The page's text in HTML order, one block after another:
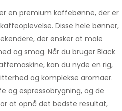
en premium kaffebønne, der er
Disse hele bønner,
der ønsker at male
og smag. Når du bruger Black
kan du nyde en rig,
og komplekse aromaer.
og espressobrygning, og de
at opnå det bedste resultat,